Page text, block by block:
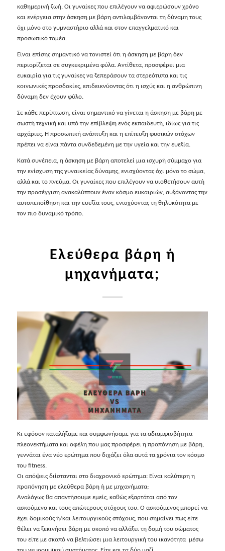
καθημερινή ζωή. Οι γυναίκες που επιλέγουν να αφιερώσουν χρόνο
και ενέργεια στην άσκηση με βάρη αντιλαμβάνονται τη δύναμη τους
όχι μόνο στο γυμναστήριο αλλά και στον επαγγελματικό και
προσωπικό τομέα.
Είναι επίσης σημαντικό να τονιστεί ότι η άσκηση με βάρη δεν
περιορίζεται σε συγκεκριμένα φύλα. Αντίθετα, προσφέρει μια
ευκαιρία για τις γυναίκες να ξεπεράσουν τα στερεότυπα και τις
κοινωνικές προσδοκίες, επιδεικνύοντας ότι η ισχύς και η ανθρώπινη
δύναμη δεν έχουν φύλο.
Σε κάθε περίπτωση, είναι σημαντικό να γίνεται η άσκηση με βάρη με
σωστή τεχνική και υπό την επίβλεψη ενός εκπαιδευτή, ιδίως για τις
αρχάριες. Η προσωπική ανάπτυξη και η επίτευξη φυσικών στόχων
πρέπει να είναι πάντα συνδεδεμένη με την υγεία και την ευεξία.
Κατά συνέπεια, η άσκηση με βάρη αποτελεί μια ισχυρή σύμμαχο για
την ενίσχυση της γυναικείας δύναμης, ενισχύοντας όχι μόνο το σώμα,
αλλά και το πνεύμα. Οι γυναίκες που επιλέγουν να υιοθετήσουν αυτή
την προσέγγιση ανακαλύπτουν έναν κόσμο ευκαιριών, αυξάνοντας την
αυτοπεποίθηση και την ευεξία τους, ενισχύοντας τη θηλυκότητα με
τον πιο δυναμικό τρόπο.
Ελεύθερα βάρη ή
μηχανήματα;
Κι εφόσον καταλήξαμε και συμφωνήσαμε για τα αδιαμφισβήτητα
πλεονεκτήματα και οφέλη που μας προσφέρει η προπόνηση με βάρη,
γεννάται ένα νέο ερώτημα που διχάζει όλα αυτά τα χρόνια τον κόσμο
του fitness.
Οι απόψεις διίστανται στο διαχρονικό ερώτημα: Είναι καλύτερη η
προπόνηση με ελεύθερα βάρη ή με μηχανήματα;
Aναλόγως θα απαντήσουμε εμείς, καθώς εξαρτάται από τον
ασκούμενο και τους απώτερους στόχους του. Ο ασκούμενος μπορεί να
έχει δομικούς ή/και λειτουργικούς στόχους, που σημαίνει πως είτε
θέλει να ξεκινήσει βάρη με σκοπό να αλλάξει τη δομή του σώματος
του είτε με σκοπό να βελτιώσει μια λειτουργική του ικανότητα μέσω